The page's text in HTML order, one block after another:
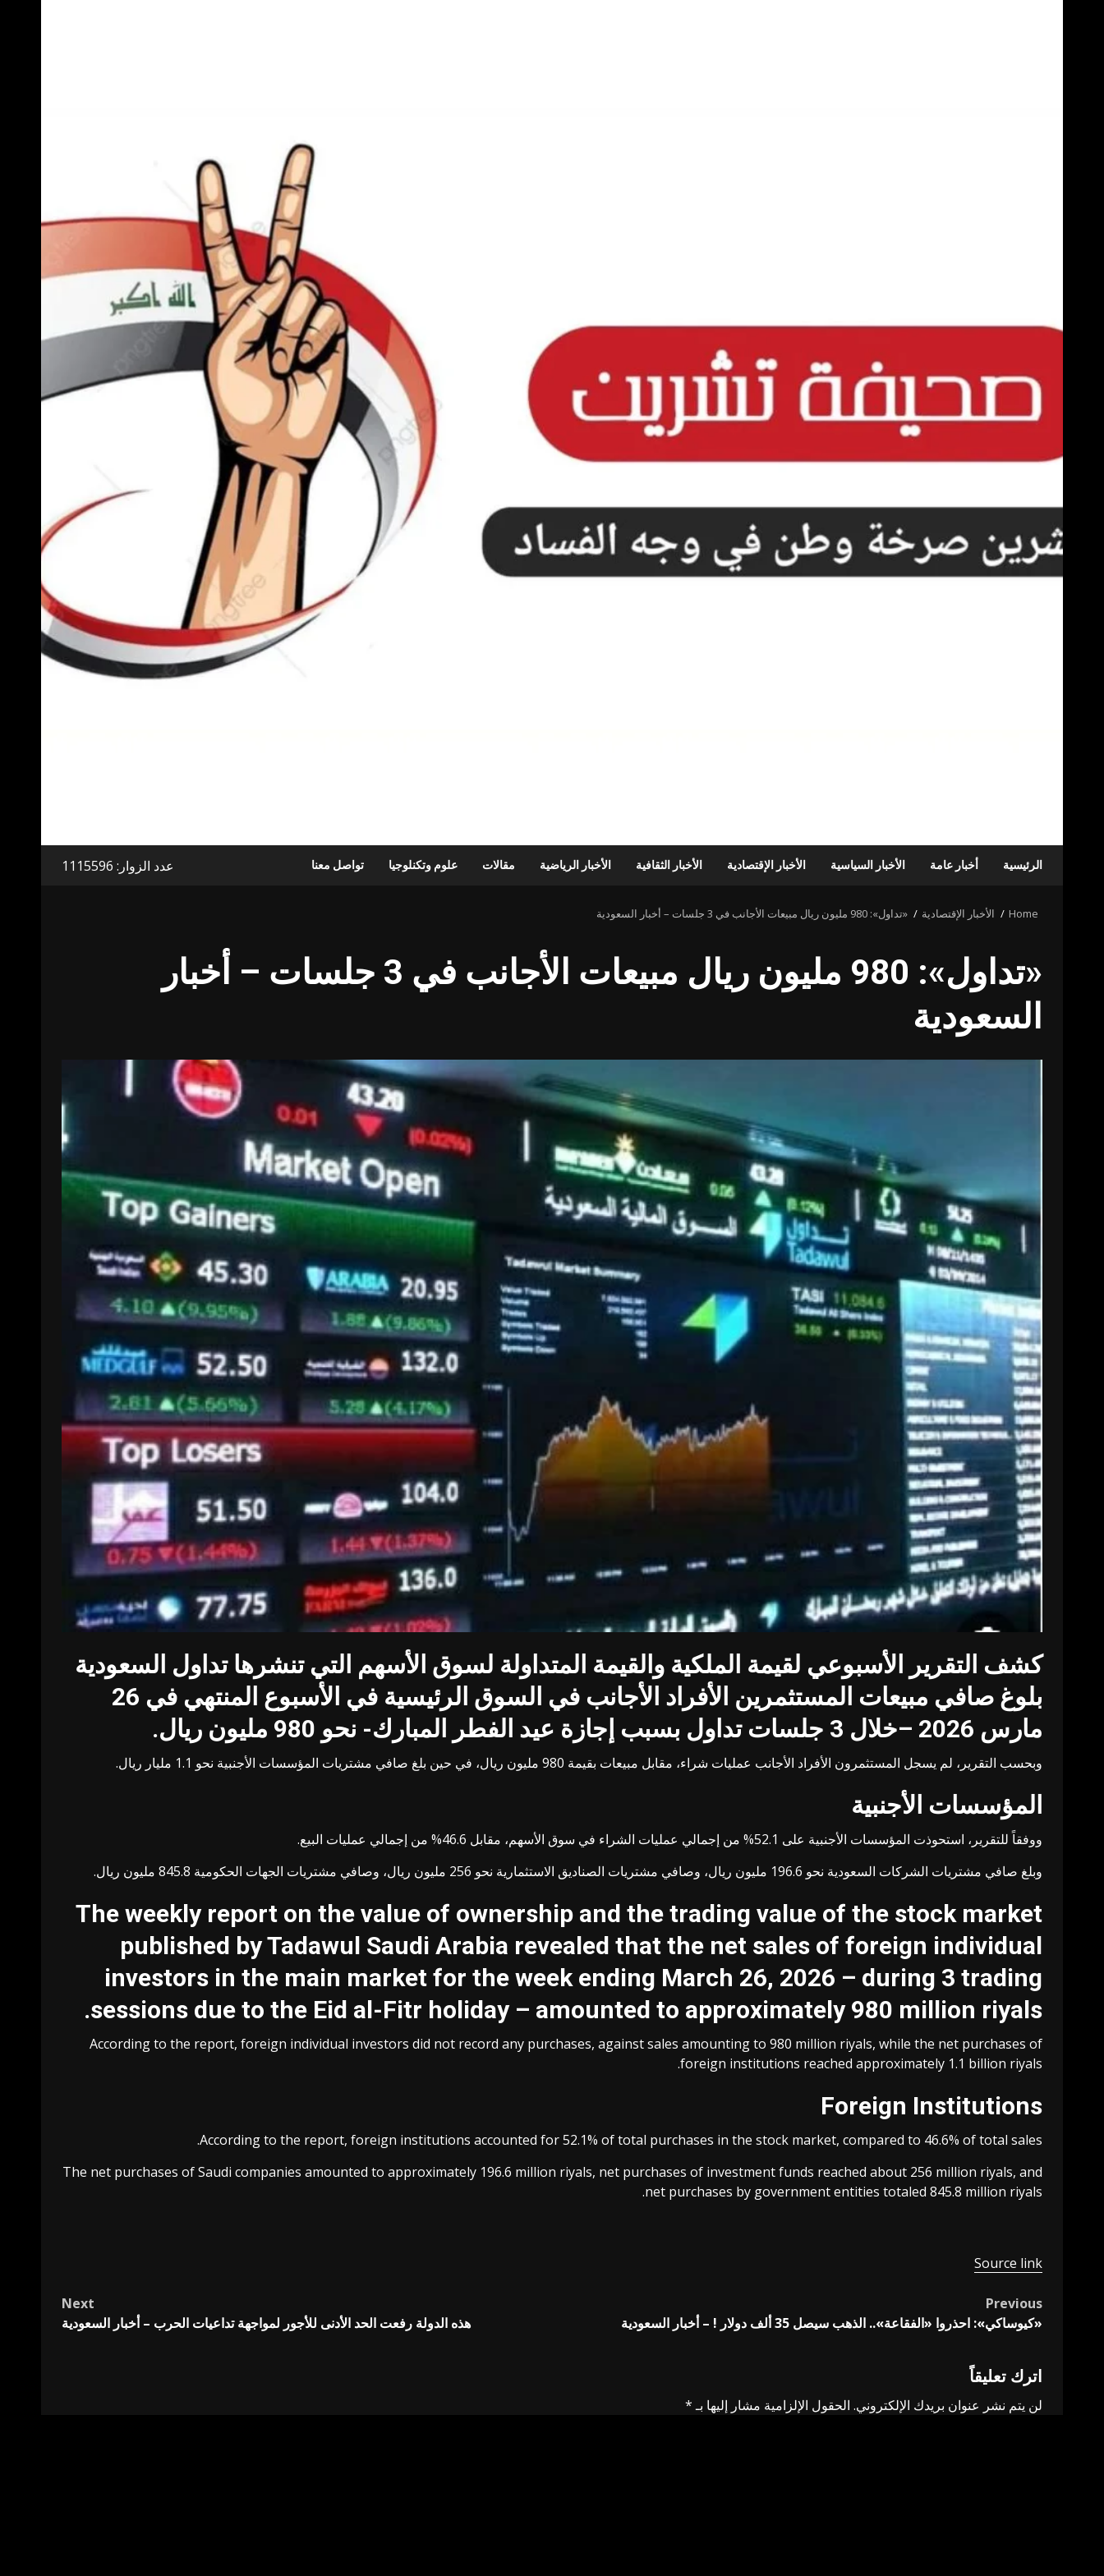
الرئيسية أخبار عامة الأخبار السياسية الأخبار الإقتصادية الأخبار الثقافية الأخبار الرياضية مقالات علوم وتكنلوجيا تواصل معنا عدد الزوار: 1115596
Home الأخبار الإقتصادية «تداول»: 980 مليون ريال مبيعات الأجانب في 3 جلسات – أخبار السعودية
«تداول»: 980 مليون ريال مبيعات الأجانب في 3 جلسات – أخبار
السعودية
كشف التقرير الأسبوعي لقيمة الملكية والقيمة المتداولة لسوق الأسهم التي تنشرها تداول السعودية
بلوغ صافي مبيعات المستثمرين الأفراد الأجانب في السوق الرئيسية في الأسبوع المنتهي في 26
مارس 2026 –خلال 3 جلسات تداول بسبب إجازة عيد الفطر المبارك- نحو 980 مليون ريال.
وبحسب التقرير، لم يسجل المستثمرون الأفراد الأجانب عمليات شراء، مقابل مبيعات بقيمة 980 مليون ريال، في حين بلغ صافي مشتريات المؤسسات الأجنبية نحو 1.1 مليار ريال.
المؤسسات الأجنبية
ووفقاً للتقرير، استحوذت المؤسسات الأجنبية على 52.1% من إجمالي عمليات الشراء في سوق الأسهم، مقابل 46.6% من إجمالي عمليات البيع.
وبلغ صافي مشتريات الشركات السعودية نحو 196.6 مليون ريال، وصافي مشتريات الصناديق الاستثمارية نحو 256 مليون ريال، وصافي مشتريات الجهات الحكومية 845.8 مليون ريال.
The weekly report on the value of ownership and the trading value of the stock market
published by Tadawul Saudi Arabia revealed that the net sales of foreign individual
investors in the main market for the week ending March 26, 2026 – during 3 trading
sessions due to the Eid al-Fitr holiday – amounted to approximately 980 million riyals.
According to the report, foreign individual investors did not record any purchases, against sales amounting to 980 million riyals, while the net purchases of
foreign institutions reached approximately 1.1 billion riyals.
Foreign Institutions
According to the report, foreign institutions accounted for 52.1% of total purchases in the stock market, compared to 46.6% of total sales.
The net purchases of Saudi companies amounted to approximately 196.6 million riyals, net purchases of investment funds reached about 256 million riyals, and
net purchases by government entities totaled 845.8 million riyals.
Source link
Post
navigation
Previous
«كيوساكي»: احذروا «الفقاعة».. الذهب سيصل 35 ألف دولار ! – أخبار السعودية
Next
هذه الدولة رفعت الحد الأدنى للأجور لمواجهة تداعيات الحرب – أخبار السعودية
اترك تعليقاً
لن يتم نشر عنوان بريدك الإلكتروني. الحقول الإلزامية مشار إليها بـ*